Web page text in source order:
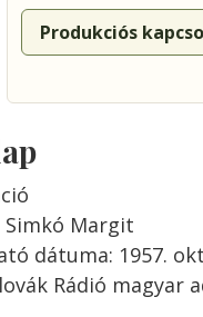
Produkciós
Simkó Margit
dátuma: 1957.
Rádió magyar